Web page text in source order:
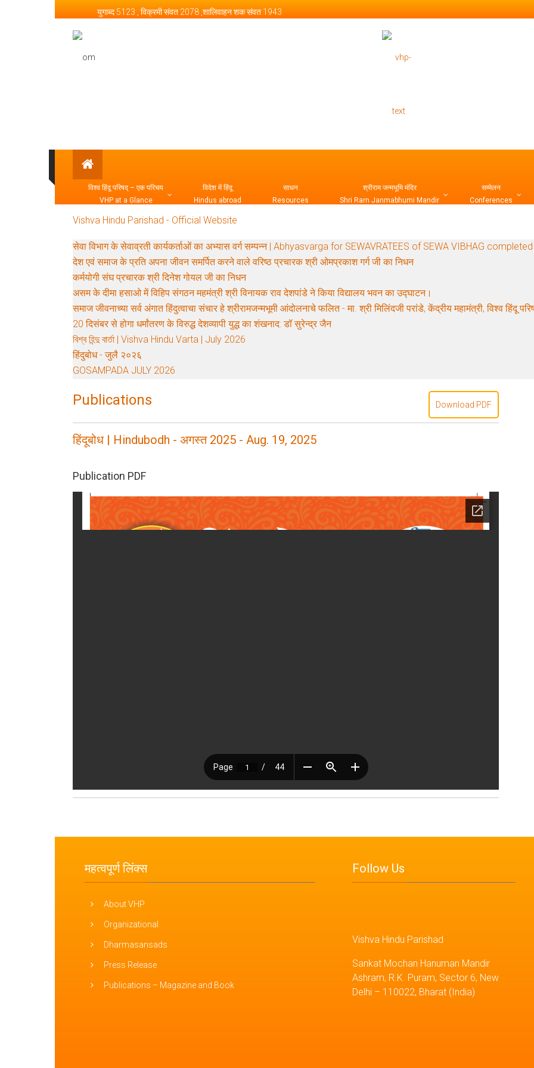
युगाब्द 5123 , विक्रमी संवत 2078 ,शालिवाहन शक संवत 1943
Vishva Hindu Parishad – Official Website
विश्व हिंदू परिषद् – एक परिचय
VHP at a Glance
विदेश में हिंदू
Hindus abroad
साधन
Resources
श्रीराम जन्मभूमि मंदिर
Shri Ram Janmabhumi Mandir
सम्मेलन
Conferences
Vishva Hindu Parishad - Official Website
सेवा विभाग के सेवाव्रती कार्यकर्ताओं का अभ्यास वर्ग सम्पन्न | Abhyasvarga for SEWAVRATEES of SEWA VIBHAG completed
देश एवं समाज के प्रति अपना जीवन समर्पित करने वाले वरिष्ठ प्रचारक श्री ओमप्रकाश गर्ग जी का निधन
कर्मयोगी संघ प्रचारक श्री दिनेश गोयल जी का निधन
असम के दीमा हसाओ में विहिप संगठन महमंत्री श्री विनायक राव देशपांडे ने किया विद्यालय भवन का उद्घाटन।
समाज जीवनाच्या सर्व अंगात हिंदुत्वाचा संचार हे श्रीरामजन्मभूमी आंदोलनाचे फलित - मा. श्री मिलिंदजी परांडे, केंद्रीय महामंत्री, विश्व हिंदू
20 दिसंबर से होगा धर्मांतरण के विरुद्ध देशव्यापी युद्ध का शंखनाद: डॉ सुरेन्द्र जैन
বিশ্ব হিন্দু বার্তা | Vishva Hindu Varta | July 2026
हिंदुबोध - जुलै २०२६
GOSAMPADA JULY 2026
Publications Download PDF
हिंदूबोध | Hindubodh - अगस्त 2025 - Aug. 19, 2025
Publication PDF
महत्वपूर्ण लिंक्स
About VHP
Organizational
Dharmasansads
Press Release
Publications – Magazine and Book
Follow Us
Vishva Hindu Parishad
Sankat Mochan Hanuman Mandir
Ashram, R.K. Puram, Sector 6, New
Delhi – 110022, Bharat (India)